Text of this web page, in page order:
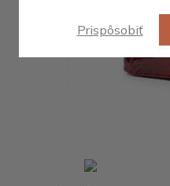
Prispôsobiť